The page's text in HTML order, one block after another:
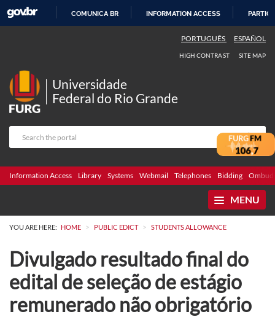
COMUNICA BR INFORMATION ACCESS
PORTUGUÊS ESPAÑOL
HIGH CONTRAST SITE MAP
Universidade
Federal do Rio Grande
Information Access Library Systems Webmail Telephones Bidding
MENU
YOU ARE HERE: HOME > PUBLIC EDICT > STUDENTS ALLOWANCE
Divulgado resultado final do
edital de seleção de estágio
remunerado não obrigatório